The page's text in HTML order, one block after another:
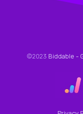
©2023 Biddable -